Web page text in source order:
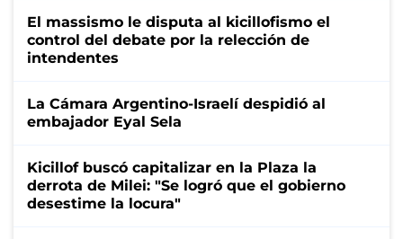
El massismo le disputa al kicillofismo el
control del debate por la relección de
intendentes
La Cámara Argentino-Israelí despidió al
embajador Eyal Sela
Kicillof buscó capitalizar en la Plaza la
derrota de Milei: "Se logró que el gobierno
desestime la locura"